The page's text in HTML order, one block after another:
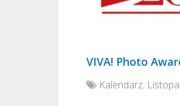
VIVA! Photo
Kalendarz,